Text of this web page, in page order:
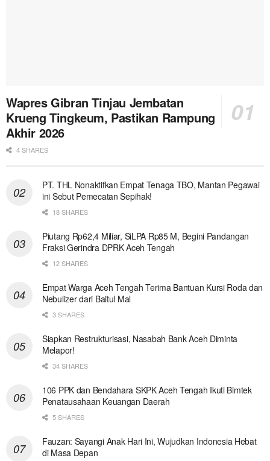
Wapres Gibran Tinjau Jembatan
Krueng Tingkeum, Pastikan Rampung
Akhir 2026
4 SHARES
PT. THL Nonaktifkan Empat Tenaga TBO, Mantan Pegawai
ini Sebut Pemecatan Sepihak!
18 SHARES
Piutang Rp62,4 Miliar, SiLPA Rp85 M, Begini Pandangan
Fraksi Gerindra DPRK Aceh Tengah
12 SHARES
Empat Warga Aceh Tengah Terima Bantuan Kursi Roda dan
Nebulizer dari Baitul Mal
3 SHARES
Siapkan Restrukturisasi, Nasabah Bank Aceh Diminta
Melapor!
34 SHARES
106 PPK dan Bendahara SKPK Aceh Tengah Ikuti Bimtek
Penatausahaan Keuangan Daerah
5 SHARES
Fauzan: Sayangi Anak Hari Ini, Wujudkan Indonesia Hebat
di Masa Depan